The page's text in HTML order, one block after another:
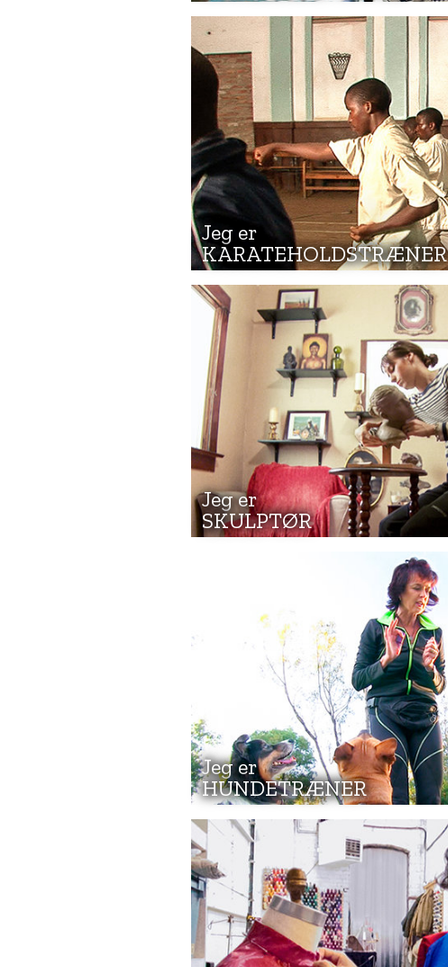
Jeg er
KARATEHOLDSTRÆNER
Jeg er
SKULPTØR
Jeg er
HUNDETRÆNER